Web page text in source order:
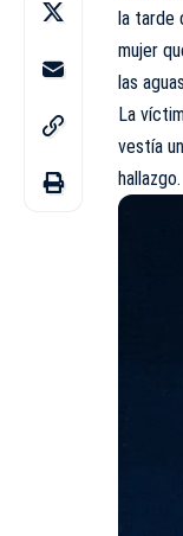
la tarde
mujer
las
La
vestía
hallazgo.